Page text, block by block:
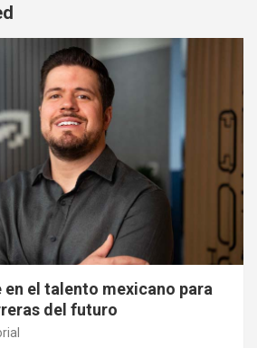
el talento mexicano para
del futuro